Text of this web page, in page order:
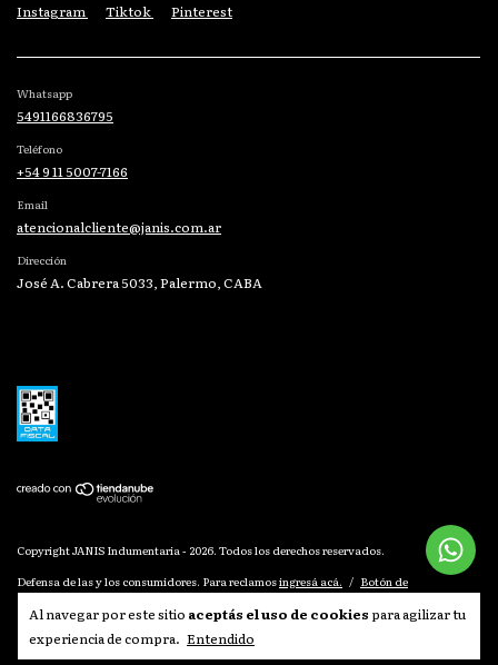
Al navegar por este sitio aceptás el uso de cookies para agilizar tu
experiencia de compra. Entendido
Instagram Tiktok Pinterest
Whatsapp
5491166836795
Teléfono
+54 9 11 5007-7166
Email
atencionalcliente@janis.com.ar
Dirección
José A. Cabrera 5033, Palermo, CABA
Copyright JANIS Indumentaria - 2026. Todos los derechos reservados.
Defensa de las y los consumidores. Para reclamosingresá acá. / Botón de